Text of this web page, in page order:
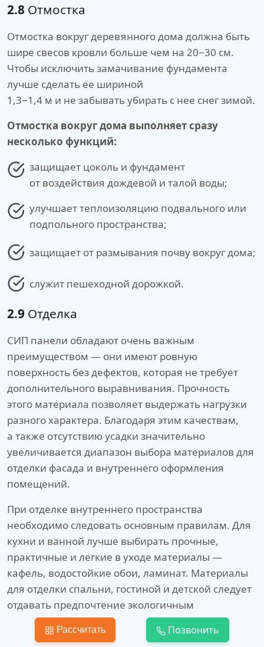
2.8 Отмостка
Отмостка вокруг деревянного дома должна быть
шире свесов кровли больше чем на 20−30 см.
Чтобы исключить замачивание фундамента
лучше сделать ее шириной
1,3−1,4 м и не забывать убирать с нее снег зимой.
Отмостка вокруг дома выполняет сразу
несколько функций:
защищает цоколь и фундамент
от воздействия дождевой и талой воды;
улучшает теплоизоляцию подвального или
подпольного пространства;
защищает от размывания почву вокруг дома;
служит пешеходной дорожкой.
2.9 Отделка
СИП панели обладают очень важным
преимуществом — они имеют ровную
поверхность без дефектов, которая не требует
дополнительного выравнивания. Прочность
этого материала позволяет выдержать нагрузки
разного характера. Благодаря этим качествам,
а также отсутствию усадки значительно
увеличивается диапазон выбора материалов для
отделки фасада и внутреннего оформления
помещений.
При отделке внутреннего пространства
необходимо следовать основным правилам. Для
кухни и ванной лучше выбирать прочные,
практичные и легкие в уходе материалы —
кафель, водостойкие обои, ламинат. Материалы
для отделки спальни, гостиной и детской следует
отдавать предпочтение экологичным
и безопасным материалам. Это дерево,
натуральные обои, паркетная доска,
Рассчитать Позвонить